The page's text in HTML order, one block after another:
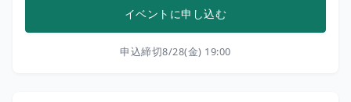
イベントに申し込む
申込締切8/28(金) 19:00